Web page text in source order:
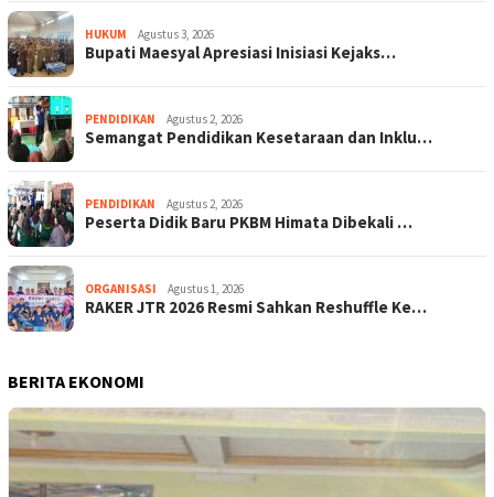
HUKUM Agustus 3, 2026
Bupati Maesyal Apresiasi Inisiasi Kejaks…
PENDIDIKAN Agustus 2, 2026
Semangat Pendidikan Kesetaraan dan Inklu…
PENDIDIKAN Agustus 2, 2026
Peserta Didik Baru PKBM Himata Dibekali …
ORGANISASI Agustus 1, 2026
RAKER JTR 2026 Resmi Sahkan Reshuffle Ke…
BERITA EKONOMI